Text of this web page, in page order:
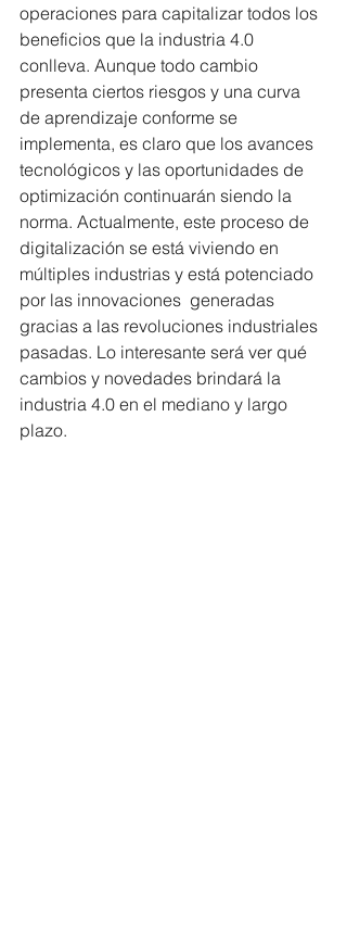
operaciones para capitalizar todos los
beneficios que la industria 4.0
conlleva. Aunque todo cambio
presenta ciertos riesgos y una curva
de aprendizaje conforme se
implementa, es claro que los avances
tecnológicos y las oportunidades de
optimización continuarán siendo la
norma. Actualmente, este proceso de
digitalización se está viviendo en
múltiples industrias y está potenciado
por las innovaciones  generadas
gracias a las revoluciones industriales
pasadas. Lo interesante será ver qué
cambios y novedades brindará la
industria 4.0 en el mediano y largo
plazo.